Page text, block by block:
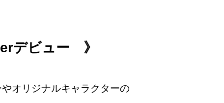
デビュー 》
オリジナルキャラクターの